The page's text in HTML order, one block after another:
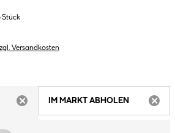
Stück
Versandkosten
IM MARKT ABHOLEN